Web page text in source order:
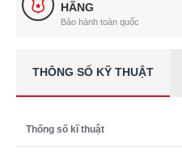
HÃNG
Bảo hành toàn quốc
THÔNG SỐ KỸ THUẬT
Thống số kĩ thuật